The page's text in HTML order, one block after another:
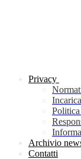
Privacy
Archivio
Contatti